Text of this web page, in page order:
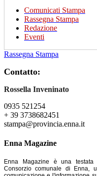
Comunicati Stampa
Rassegna Stampa
Redazione
Eventi
Rassegna Stampa
Contatto:
Rossella Inveninato
0935 521254
+ 39 3738682451
stampa@provincia.enna.it
Enna Magazine
Enna Magazine è una
Consorzio comunale di Enna,